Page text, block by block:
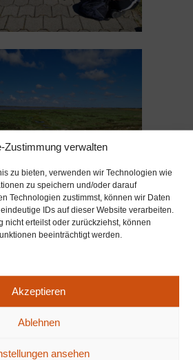
Zustimmung verwalten
zu bieten, verwenden wir Technologien wie
zu speichern und/oder darauf
Technologien zustimmst, können wir Daten
IDs auf dieser Website verarbeiten.
nicht erteilst oder zurückziehst, können
beeinträchtigt werden.
Akzeptieren
Ablehnen
ansehen